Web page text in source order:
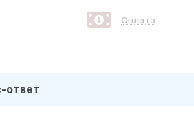
Оплата
ответ